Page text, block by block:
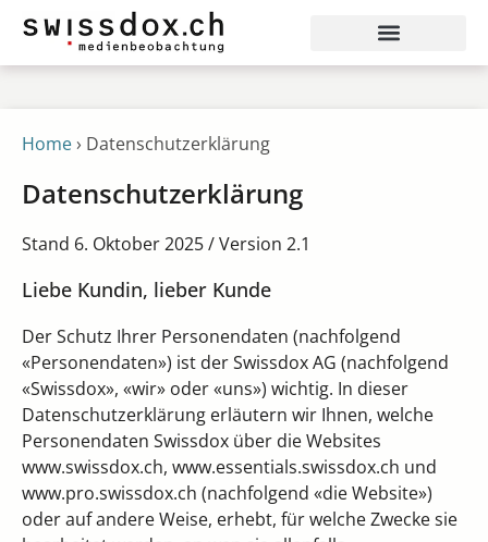
Home› Datenschutzerklärung
Datenschutzerklärung
Stand 6. Oktober 2025 / Version 2.1
Liebe Kundin, lieber Kunde
Der Schutz Ihrer Personendaten (nachfolgend
«Personendaten») ist der Swissdox AG (nachfolgend
«Swissdox», «wir» oder «uns») wichtig. In dieser
Datenschutzerklärung erläutern wir Ihnen, welche
Personendaten Swissdox über die Websites
www.swissdox.ch, www.essentials.swissdox.ch und
www.pro.swissdox.ch (nachfolgend «die Website»)
oder auf andere Weise, erhebt, für welche Zwecke sie